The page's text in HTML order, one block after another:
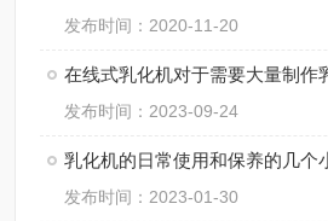
发布时间：2020-11-20
发布时间：2023-09-24
乳化机的日常使用和保养的几个
发布时间：2023-01-30